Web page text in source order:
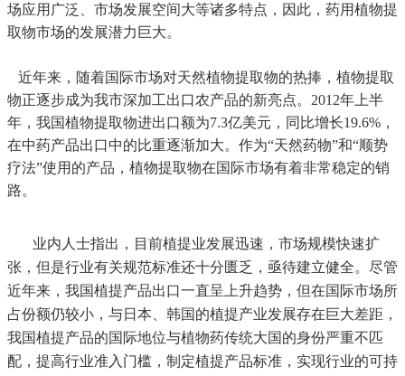
场应用广泛、市场发展空间大等诸多特点，因此，药用植物提
取物市场的发展潜力巨大。
近年来，随着国际市场对天然植物提取物的热捧，植物提取
物正逐步成为我市深加工出口农产品的新亮点。2012年上半
年，我国植物提取物进出口额为7.3亿美元，同比增长19.6%，
在中药产品出口中的比重逐渐加大。作为“天然药物”和“顺势
疗法”使用的产品，植物提取物在国际市场有着非常稳定的销
路。
业内人士指出，目前植提业发展迅速，市场规模快速扩
张，但是行业有关规范标准还十分匮乏，亟待建立健全。尽管
近年来，我国植提产品出口一直呈上升趋势，但在国际市场所
占份额仍较小，与日本、韩国的植提产业发展存在巨大差距，
我国植提产品的国际地位与植物药传统大国的身份严重不匹
配，提高行业准入门槛，制定植提产品标准，实现行业的可持